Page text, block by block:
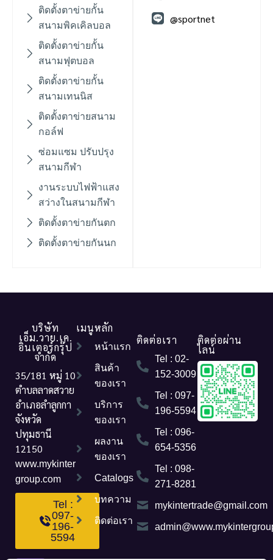
ติดตั้งตาข่ายกั้น
สนามพิคเคิลบอล
ติดตั้งตาข่ายกั้น
สนามฟุตบอล
ติดตั้งตาข่ายกั้น
สนามเทนนิส
ติดตั้งตาข่ายสนาม
กอล์ฟ
ซ่อมแซม ปรับปรุง
สนามกีฬา
งานระบบไฟฟ้าแสง
สว่างในสนามกีฬา
ติดตั้งตาข่ายกันตก
ติดตั้งตาข่ายกันนก
@sportnet
บริษัท
เอ็ม.วาย.เค.
อินเตอร์กรุ๊ป
จำกัด
35/181 หมู่ 10
ตำบลลาดสวาย
อำเภอลำลูกกา
จังหวัด
ปทุมธานี
12150
www.mykinter
group.com
Tel :
097-
196-
5594
เมนูหลัก
หน้าแรก
สินค้า
ของเรา
บริการ
ของเรา
ผลงาน
ของเรา
Catalogs
บทความ
ติดต่อเรา
ติดต่อเรา
Tel : 02-
152-3009
Tel : 097-
196-5594
Tel : 096-
654-5356
Tel : 098-
271-8281
mykintertrade@gmail.com
ติดต่อผ่าน
ไลน์